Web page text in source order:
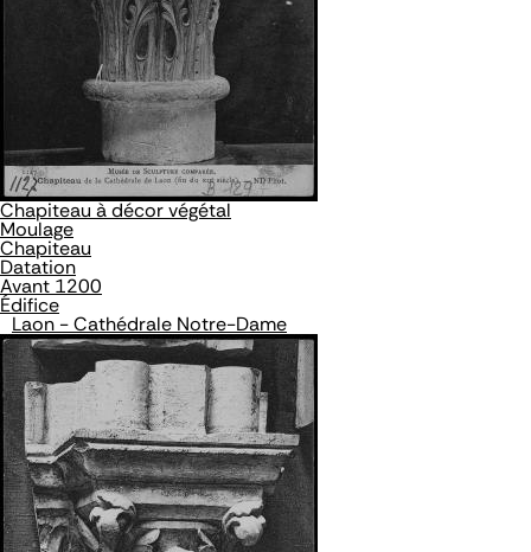
Chapiteau à décor végétal
Moulage
Chapiteau
Datation
Avant 1200
Édifice
Laon - Cathédrale Notre-Dame